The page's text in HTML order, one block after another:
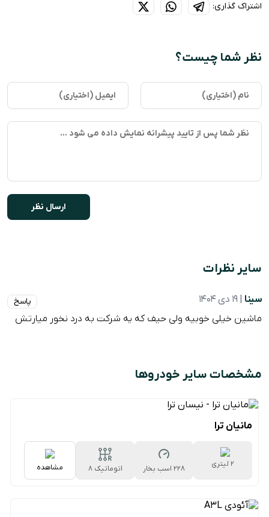
اشتراک گذاری:
نظر شما چیست؟
سایر نظرات
سینا | 19 دی 1404
ماشین خیلی خوبیه ولی حیف که یه شرکت به درد نخور میارتش
پاسخ
مشخصات سایر خودروها
مانیان ترا
2 لیتری 228 اسب بخار
اتوماتیک 8
مشاهده